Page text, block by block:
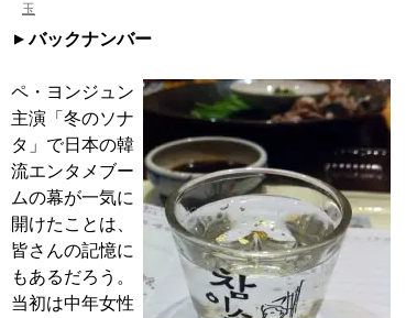
玉
バックナンバー
ペ・ヨンジュン
主演「冬のソナ
タ」で日本の韓
流エンタメブー
ムの幕が一気に
開けたことは、
皆さんの記憶に
もあるだろう。
当初は中年女性